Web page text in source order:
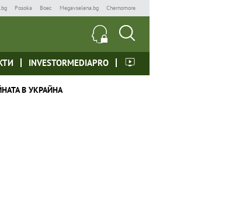
Posoka Boec Megavselena.bg Chernomore
INVESTORMEDIAPRO
В УКРАЙНА